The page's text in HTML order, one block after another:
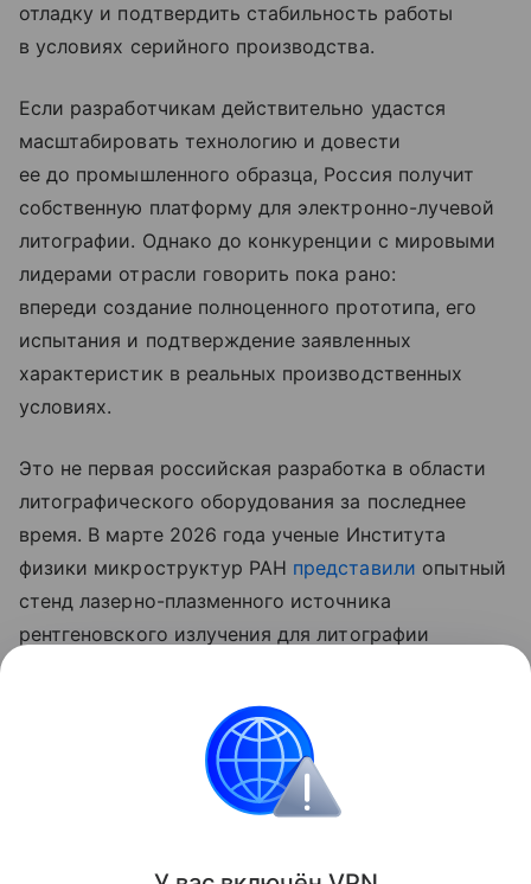
отладку и подтвердить стабильность работы
в условиях серийного производства.
Если разработчикам действительно удастся
масштабировать технологию и довести
ее до промышленного образца, Россия получит
собственную платформу для электронно-лучевой
литографии. Однако до конкуренции с мировыми
лидерами отрасли говорить пока рано:
впереди создание полноценного прототипа, его
испытания и подтверждение заявленных
характеристик в реальных производственных
условиях.
Это не первая российская разработка в области
литографического оборудования за последнее
время. В марте 2026 года ученые Института
физики микроструктур РАН представили опытный
стенд лазерно-плазменного источника
рентгеновского излучения для литографии
что использование ксеноновой плазмы вместо
традиционных оловянных мишеней позволяет
уменьшить износ оптической системы и повысить
срок службы оборудования.
Поделиться